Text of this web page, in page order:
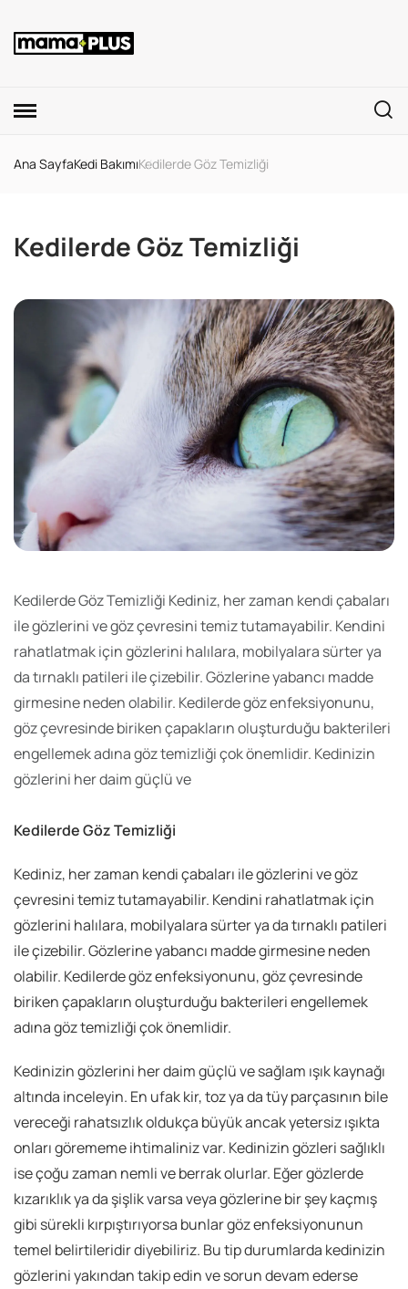
Ana SayfaKedi BakımıKedilerde Göz Temizliği
Kedilerde Göz Temizliği
Kedilerde Göz Temizliği Kediniz, her zaman kendi çabaları
ile gözlerini ve göz çevresini temiz tutamayabilir. Kendini
rahatlatmak için gözlerini halılara, mobilyalara sürter ya
da tırnaklı patileri ile çizebilir. Gözlerine yabancı madde
girmesine neden olabilir. Kedilerde göz enfeksiyonunu,
göz çevresinde biriken çapakların oluşturduğu bakterileri
engellemek adına göz temizliği çok önemlidir. Kedinizin
gözlerini her daim güçlü ve
Kedilerde Göz Temizliği
Kediniz, her zaman kendi çabaları ile gözlerini ve göz
çevresini temiz tutamayabilir. Kendini rahatlatmak için
gözlerini halılara, mobilyalara sürter ya da tırnaklı patileri
ile çizebilir. Gözlerine yabancı madde girmesine neden
olabilir. Kedilerde göz enfeksiyonunu, göz çevresinde
biriken çapakların oluşturduğu bakterileri engellemek
adına göz temizliği çok önemlidir.
Kedinizin gözlerini her daim güçlü ve sağlam ışık kaynağı
altında inceleyin. En ufak kir, toz ya da tüy parçasının bile
vereceği rahatsızlık oldukça büyük ancak yetersiz ışıkta
onları görememe ihtimaliniz var. Kedinizin gözleri sağlıklı
ise çoğu zaman nemli ve berrak olurlar. Eğer gözlerde
kızarıklık ya da şişlik varsa veya gözlerine bir şey kaçmış
gibi sürekli kırpıştırıyorsa bunlar göz enfeksiyonunun
temel belirtileridir diyebiliriz. Bu tip durumlarda kedinizin
gözlerini yakından takip edin ve sorun devam ederse